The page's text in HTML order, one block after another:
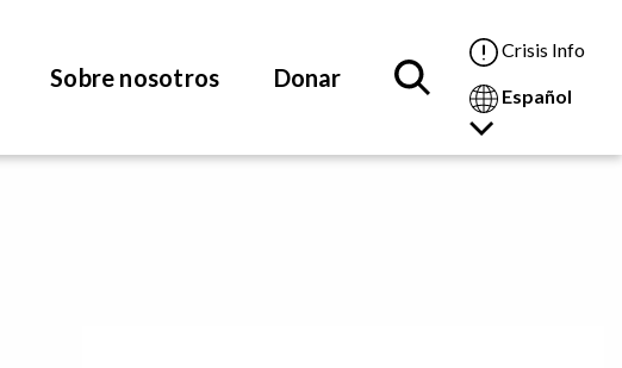
Sobre nosotros Donar
Crisis Info
Español